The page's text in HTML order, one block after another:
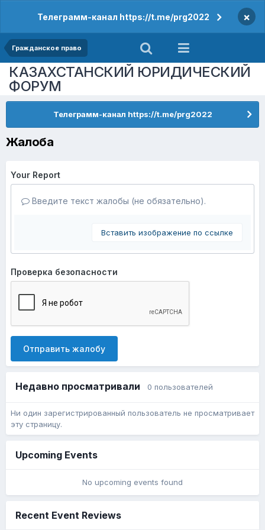
Телеграмм-канал https://t.me/prg2022 ×
Гражданское право
КАЗАХСТАНСКИЙ ЮРИДИЧЕСКИЙ
ФОРУМ
Телеграмм-канал https://t.me/prg2022
Жалоба
Your Report
Введите текст жалобы (не обязательно).
Вставить изображение по ссылке
Проверка безопасности
Отправить жалобу
Недавно просматривали 0 пользователей
Ни один зарегистрированный пользователь не просматривает
эту страницу.
Upcoming Events
No upcoming events found
Recent Event Reviews